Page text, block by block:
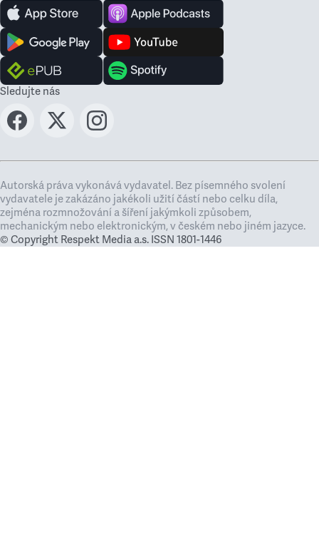
Sledujte nás
Autorská práva vykonává vydavatel. Bez písemného svolení
vydavatele je zakázáno jakékoli užití částí nebo celku díla,
zejména rozmnožování a šíření jakýmkoli způsobem,
mechanickým nebo elektronickým, v českém nebo jiném jazyce.
© Copyright Respekt Media a.s. ISSN 1801-1446